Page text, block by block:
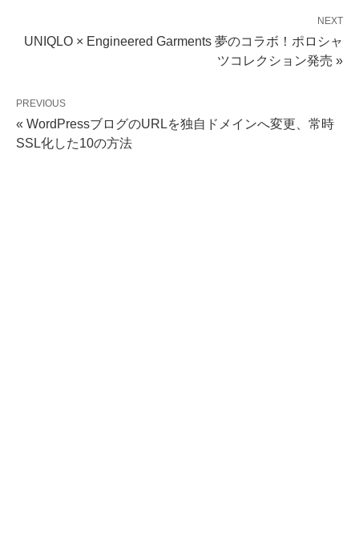
NEXT
UNIQLO × Engineered Garments 夢のコラボ！ポロシャ
ツコレクション発売 »
PREVIOUS
« WordPressブログのURLを独自ドメインへ変更、常時
SSL化した10の方法